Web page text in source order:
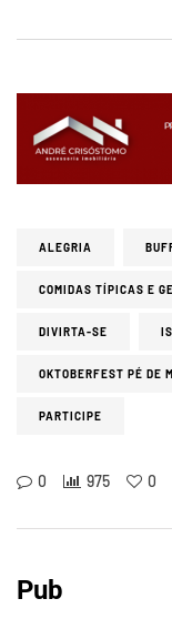
ALEGRIA
COMIDAS TÍPICAS E
DIVIRTA-SE
OKTOBERFEST PÉ DE
PARTICIPE
0 975 0
Pub